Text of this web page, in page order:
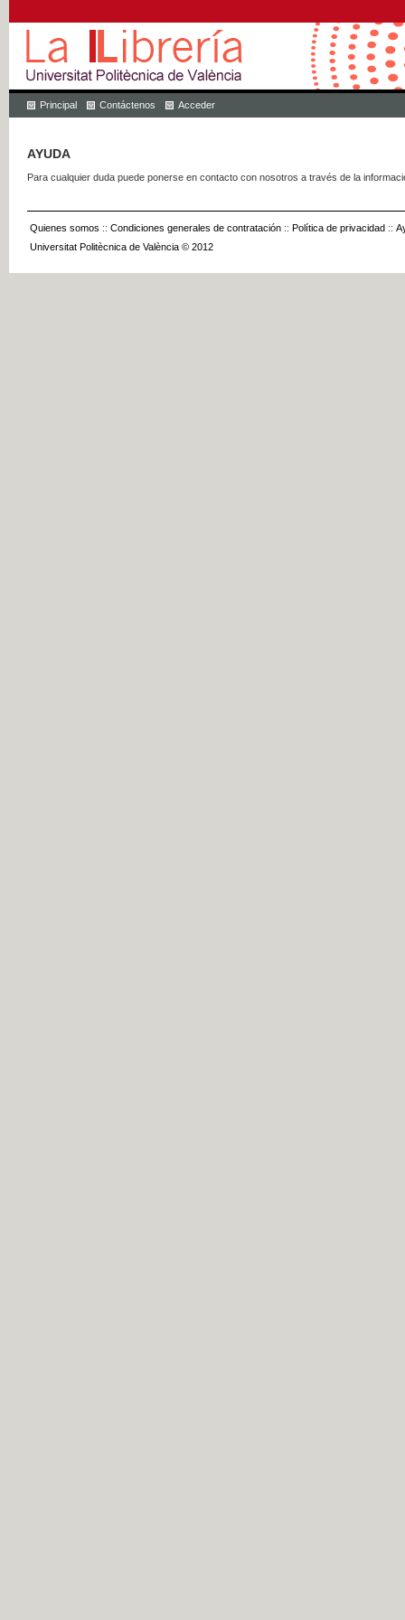
Principal Contáctenos Acceder
AYUDA
Para cualquier duda puede ponerse en contacto con nosotros a través de la
Quienes somos :: Condiciones generales de contratación :: Política de privacidad ::
Universitat Politècnica de València © 2012